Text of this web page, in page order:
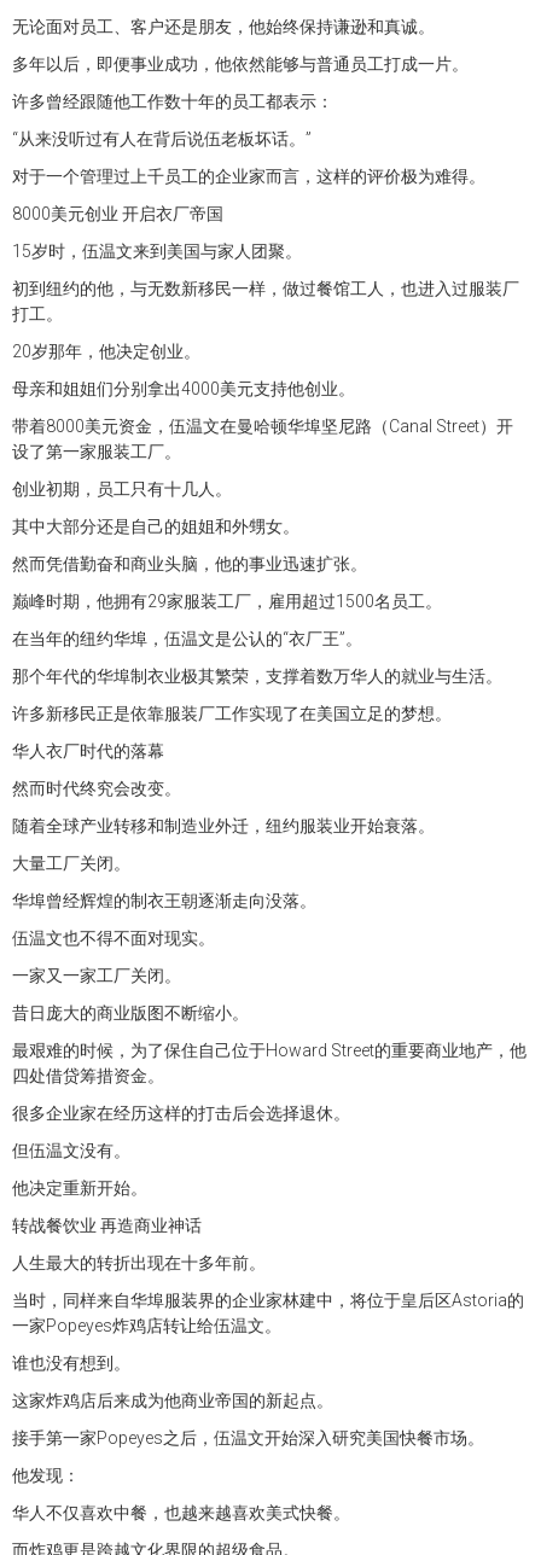
无论面对员工、客户还是朋友，他始终保持谦逊和真诚。
多年以后，即便事业成功，他依然能够与普通员工打成一片。
许多曾经跟随他工作数十年的员工都表示：
“从来没听过有人在背后说伍老板坏话。”
对于一个管理过上千员工的企业家而言，这样的评价极为难得。
8000美元创业 开启衣厂帝国
15岁时，伍温文来到美国与家人团聚。
初到纽约的他，与无数新移民一样，做过餐馆工人，也进入过服装厂
打工。
20岁那年，他决定创业。
母亲和姐姐们分别拿出4000美元支持他创业。
带着8000美元资金，伍温文在曼哈顿华埠坚尼路（Canal Street）开
设了第一家服装工厂。
创业初期，员工只有十几人。
其中大部分还是自己的姐姐和外甥女。
然而凭借勤奋和商业头脑，他的事业迅速扩张。
巅峰时期，他拥有29家服装工厂，雇用超过1500名员工。
在当年的纽约华埠，伍温文是公认的“衣厂王”。
那个年代的华埠制衣业极其繁荣，支撑着数万华人的就业与生活。
许多新移民正是依靠服装厂工作实现了在美国立足的梦想。
华人衣厂时代的落幕
然而时代终究会改变。
随着全球产业转移和制造业外迁，纽约服装业开始衰落。
大量工厂关闭。
华埠曾经辉煌的制衣王朝逐渐走向没落。
伍温文也不得不面对现实。
一家又一家工厂关闭。
昔日庞大的商业版图不断缩小。
最艰难的时候，为了保住自己位于Howard Street的重要商业地产，他
四处借贷筹措资金。
很多企业家在经历这样的打击后会选择退休。
但伍温文没有。
他决定重新开始。
转战餐饮业 再造商业神话
人生最大的转折出现在十多年前。
当时，同样来自华埠服装界的企业家林建中，将位于皇后区Astoria的
一家Popeyes炸鸡店转让给伍温文。
谁也没有想到。
这家炸鸡店后来成为他商业帝国的新起点。
接手第一家Popeyes之后，伍温文开始深入研究美国快餐市场。
他发现：
华人不仅喜欢中餐，也越来越喜欢美式快餐。
而炸鸡更是跨越文化界限的超级食品。